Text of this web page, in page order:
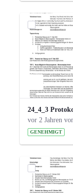
GENEHMIGT